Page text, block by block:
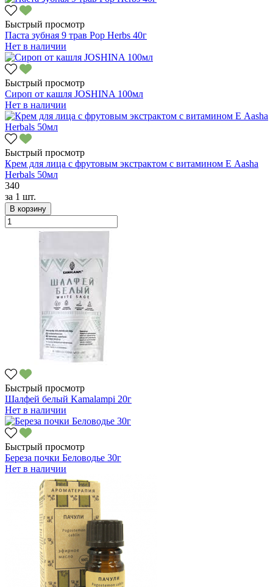
Быстрый просмотр
Паста зубная 9 трав Pop Herbs 40г
Нет в наличии
Быстрый просмотр
Сироп от кашля JOSHINA 100мл
Нет в наличии
Быстрый просмотр
Крем для лица с фрутовым экстрактом с витамином Е Aasha
Herbals 50мл
340
за 1 шт.
В корзину
Быстрый просмотр
Шалфей белый Kamalampi 20г
Нет в наличии
Быстрый просмотр
Береза почки Беловодье 30г
Нет в наличии